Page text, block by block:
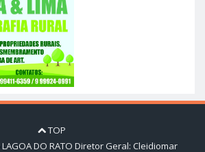
TOP
LAGOA DO RATO Diretor Geral: Cleidiomar